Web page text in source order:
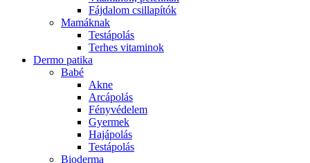
Fájdalom csillapítók
Mamáknak
Testápolás
Terhes vitaminok
Dermo patika
Babé
Akne
Arcápolás
Fényvédelem
Gyermek
Hajápolás
Testápolás
Bioderma